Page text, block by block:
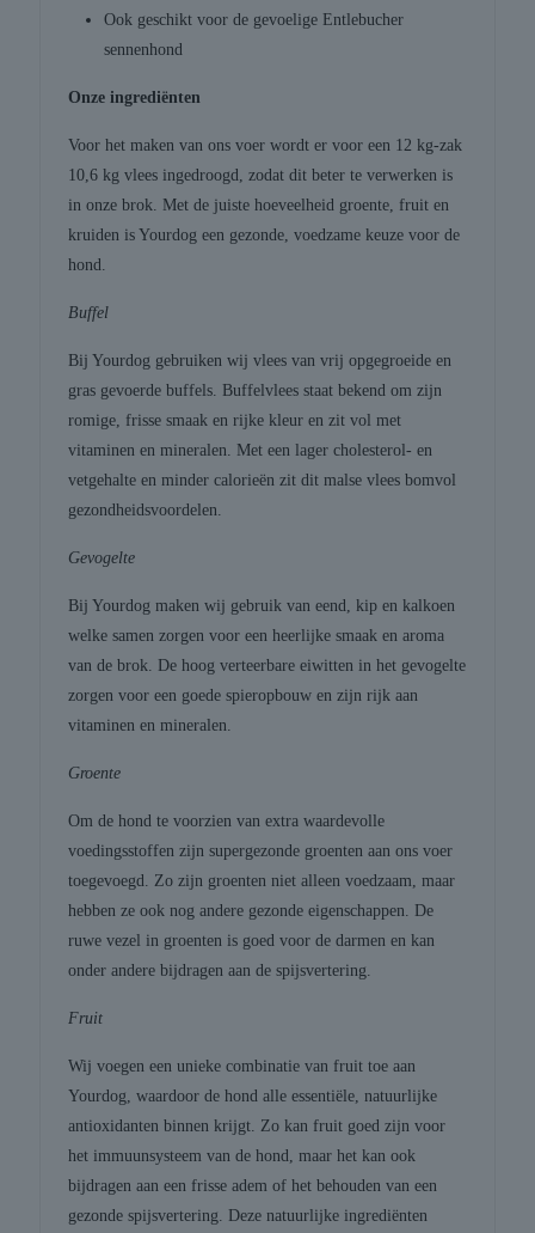
Ook geschikt voor de gevoelige Entlebucher
sennenhond
Onze ingrediënten
Voor het maken van ons voer wordt er voor een 12 kg-zak
10,6 kg vlees ingedroogd, zodat dit beter te verwerken is
in onze brok. Met de juiste hoeveelheid groente, fruit en
kruiden is Yourdog een gezonde, voedzame keuze voor de
hond.
Buffel
Bij Yourdog gebruiken wij vlees van vrij opgegroeide en
gras gevoerde buffels. Buffelvlees staat bekend om zijn
romige, frisse smaak en rijke kleur en zit vol met
vitaminen en mineralen. Met een lager cholesterol- en
vetgehalte en minder calorieën zit dit malse vlees bomvol
gezondheidsvoordelen.
Gevogelte
Bij Yourdog maken wij gebruik van eend, kip en kalkoen
welke samen zorgen voor een heerlijke smaak en aroma
van de brok. De hoog verteerbare eiwitten in het gevogelte
zorgen voor een goede spieropbouw en zijn rijk aan
vitaminen en mineralen.
Groente
Om de hond te voorzien van extra waardevolle
voedingsstoffen zijn supergezonde groenten aan ons voer
toegevoegd. Zo zijn groenten niet alleen voedzaam, maar
hebben ze ook nog andere gezonde eigenschappen. De
ruwe vezel in groenten is goed voor de darmen en kan
onder andere bijdragen aan de spijsvertering.
Fruit
Wij voegen een unieke combinatie van fruit toe aan
Yourdog, waardoor de hond alle essentiële, natuurlijke
antioxidanten binnen krijgt. Zo kan fruit goed zijn voor
het immuunsysteem van de hond, maar het kan ook
bijdragen aan een frisse adem of het behouden van een
gezonde spijsvertering. Deze natuurlijke ingrediënten